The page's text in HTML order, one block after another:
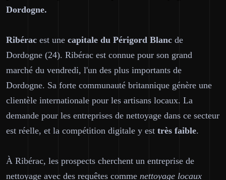
Dordogne.
Ribérac est une capitale du Périgord Blanc de
Dordogne (24). Ribérac est connue pour son grand
marché du vendredi, l'un des plus importants de
Dordogne. Sa forte communauté britannique génère une
clientèle internationale pour les artisans locaux. La
demande pour les entreprises de nettoyage dans ce secteur
est réelle, et la compétition digitale y est très faible.
À Ribérac, les prospects cherchent un entreprise de
nettoyage avec des requêtes comme nettoyage locaux